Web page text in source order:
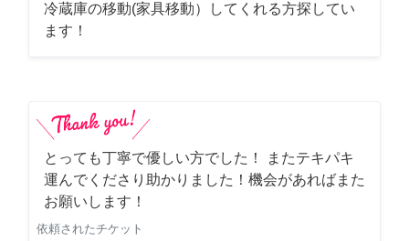
冷蔵庫の移動(家具移動）してくれる方探してい
ます！
とっても丁寧で優しい方でした！ またテキパキ
運んでくださり助かりました！機会があればまた
お願いします！
依頼されたチケット